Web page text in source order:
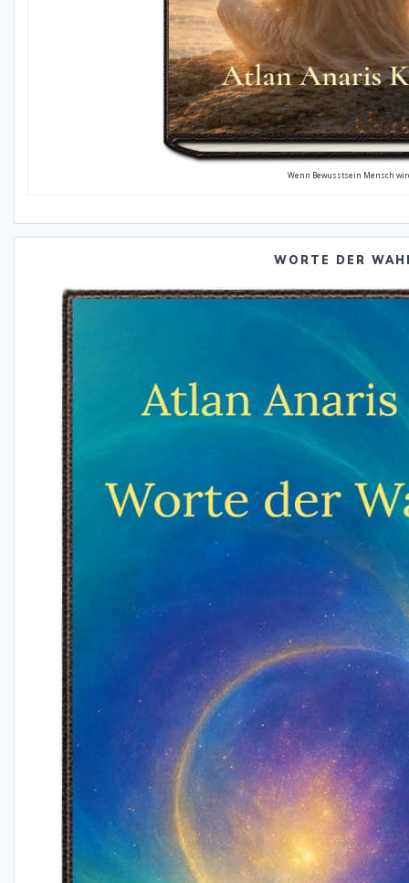
Wenn Bewusstsein Mensch
WORTE DER